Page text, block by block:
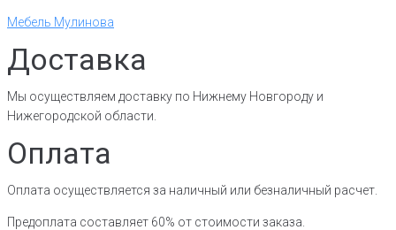
Мебель Мулинова
Доставка
Мы осуществляем доставку по Нижнему Новгороду и
Нижегородской области.
Оплата
Оплата осуществляется за наличный или безналичный расчет.
Предоплата составляет 60% от стоимости заказа.